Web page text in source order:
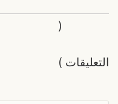
التعليقات
(
)